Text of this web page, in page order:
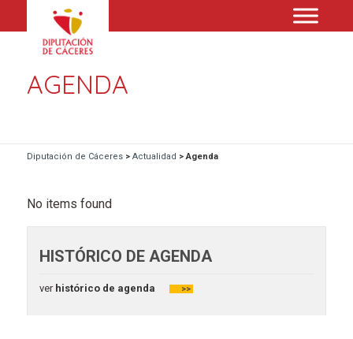
AGENDA
Diputación de Cáceres> Actualidad >Agenda
No items found
HISTÓRICO DE AGENDA
verhistórico de agenda >>